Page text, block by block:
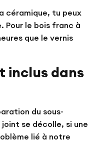
céramique, tu peux
Pour le bois franc à
que le vernis
inclus dans
du sous-
se décolle, si une
lié à notre